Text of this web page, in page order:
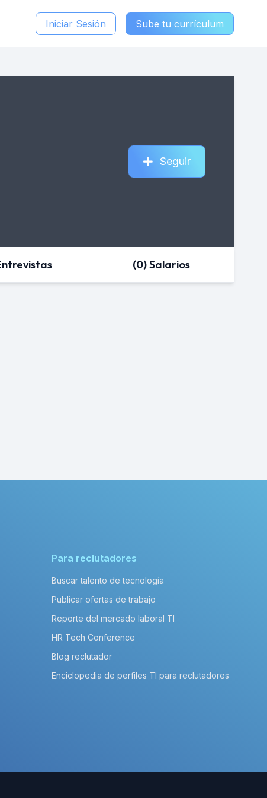
Iniciar Sesión Sube tu currículum
Seguir
(0) Salarios
Para reclutadores
Buscar talento de tecnología
Publicar ofertas de trabajo
Reporte del mercado laboral TI
HR Tech Conference
Blog reclutador
Enciclopedia de perfiles TI para reclutadores